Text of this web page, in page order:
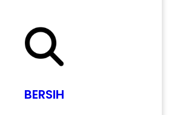
BERSIH